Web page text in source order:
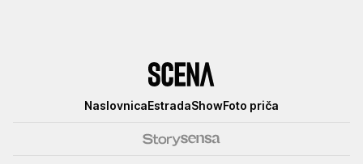
NaslovnicaEstradaShowFoto priča